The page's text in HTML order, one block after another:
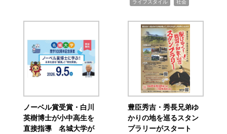
ライフスタイル 社会
ノーベル賞受賞・白川
英樹博士が小中高生を
直接指導 名城大学が
豊臣秀吉・秀長兄弟ゆ
かりの地を巡るスタン
プラリーがスタート